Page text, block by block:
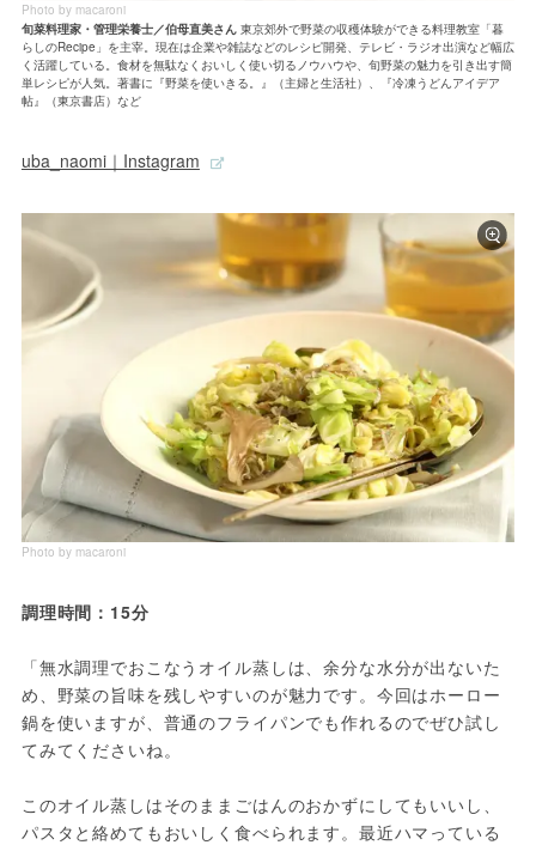
Photo by macaroni
旬菜料理家・管理栄養士／伯母直美さん東京郊外で野菜の収穫体験ができる料理教室「暮
らしのRecipe」を主宰。現在は企業や雑誌などのレシピ開発、テレビ・ラジオ出演など幅広
く活躍している。食材を無駄なくおいしく使い切るノウハウや、旬野菜の魅力を引き出す簡
単レシピが人気。著書に『野菜を使いきる。』（主婦と生活社）、『冷凍うどんアイデア
帖』（東京書店）など
uba_naomi｜Instagram
Photo by macaroni
調理時間：15分
「無水調理でおこなうオイル蒸しは、余分な水分が出ないた
め、野菜の旨味を残しやすいのが魅力です。今回はホーロー
鍋を使いますが、普通のフライパンでも作れるのでぜひ試し
てみてくださいね。
このオイル蒸しはそのままごはんのおかずにしてもいいし、
パスタと絡めてもおいしく食べられます。最近ハマっている